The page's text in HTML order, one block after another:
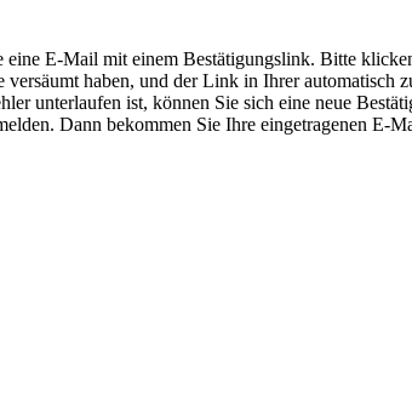
eine E-Mail mit einem Bestätigungslink. Bitte
haben, und der Link in Ihrer
unterlaufen ist, können Sie sich eine neue
Dann bekommen Sie Ihre eingetragenen